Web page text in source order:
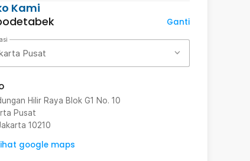
Kami
Ganti
Pusat
Hilir Raya Blok G1 No. 10
Pusat
10210
google maps